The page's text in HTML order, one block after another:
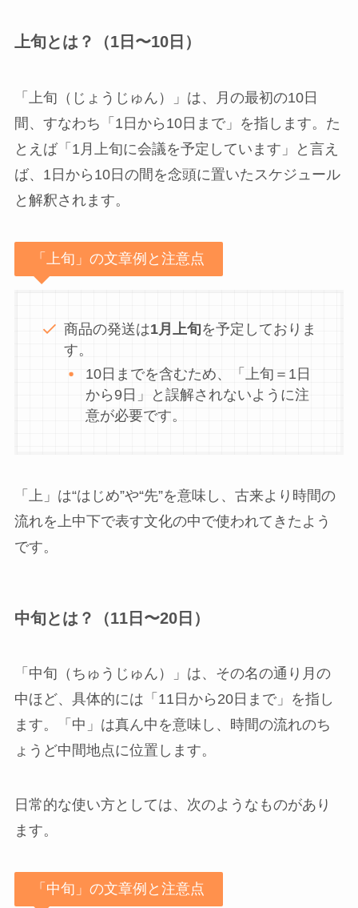
上旬とは？（1日〜10日）
「上旬（じょうじゅん）」は、月の最初の10日
間、すなわち「1日から10日まで」を指します。た
とえば「1月上旬に会議を予定しています」と言え
ば、1日から10日の間を念頭に置いたスケジュール
と解釈されます。
「上旬」の文章例と注意点
商品の発送は1月上旬を予定しておりま
す。
10日までを含むため、「上旬＝1日
から9日」と誤解されないように注
意が必要です。
「上」は“はじめ”や“先”を意味し、古来より時間の
流れを上中下で表す文化の中で使われてきたよう
です。
中旬とは？（11日〜20日）
「中旬（ちゅうじゅん）」は、その名の通り月の
中ほど、具体的には「11日から20日まで」を指し
ます。「中」は真ん中を意味し、時間の流れのち
ょうど中間地点に位置します。
日常的な使い方としては、次のようなものがあり
ます。
「中旬」の文章例と注意点